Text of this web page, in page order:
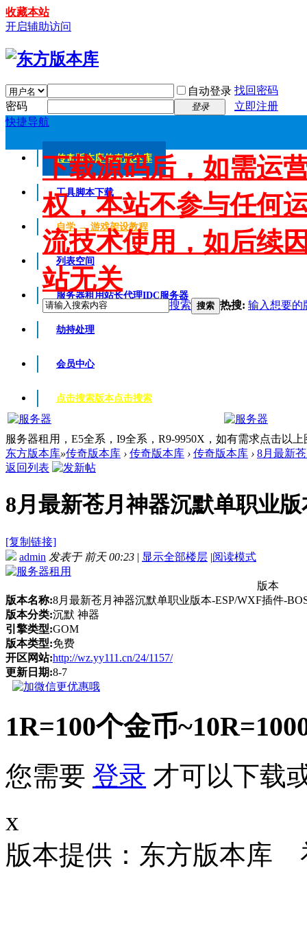
收藏本站
开启辅助访问
自动登录 找回密码
密码
登录
立即注册
快捷导航
传奇版本库传奇版本库
工具脚本下载
自学 → 游戏架设教程
列表空间
服务器租用站长代理IDC服务器
劫持处理
会员中心
点击搜索版本点击搜索
下载源码后，如需运
权，本站不参与任何
流技术使用，如后续
站无关
搜索 搜索 热搜: 输入想要的
服务器租用，E5全系，I9全系，R9-9950X，如有需求点击以
东方版本库»传奇版本库 › 传奇版本库 › 传奇版本库 › 8月最新
返回列表
8月最新苍月神器沉默单职业
[复制链接]
admin 发表于 前天 00:23 | 显示全部楼层 |阅读模式
版本
版本名称:8月最新苍月神器沉默单职业版本-ESP/WXF插件-
版本分类:沉默 神器
引擎类型:GOM
版本类型:免费
开区网站:http://wz.yy111.cn/24/1157/
更新日期:8-7
1R=100个金币
您需要 登录 才可以下载
x
版本提供：东方版本库